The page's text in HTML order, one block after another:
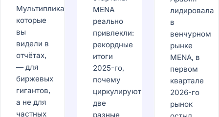
Мультипликаторы,
которые
вы
видели в
отчётах,
— для
биржевых
гигантов,
а не для
частных
MENA
реально
привлекли:
рекордные
итоги
2025-го,
почему
циркулируют
две
разные
лидировала
в
венчурном
рынке
MENA, в
первом
квартале
2026-го
рынок